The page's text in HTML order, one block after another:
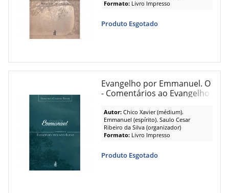
Formato: Livro Impresso
Produto Esgotado
Evangelho por Emmanuel. O
- Comentários ao Evangelho
Autor:Chico Xavier (médium).
Emmanuel (espírito). Saulo Cesar
Ribeiro da Silva (organizador)
Formato: Livro Impresso
Produto Esgotado